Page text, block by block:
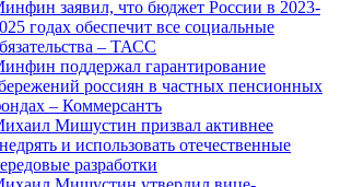
заявил, что бюджет России в 2023-
годах обеспечит все социальные
– ТАСС
поддержал гарантирование
россиян в частных пенсионных
– Коммерсантъ
Мишустин призвал активнее
и использовать отечественные
разработки